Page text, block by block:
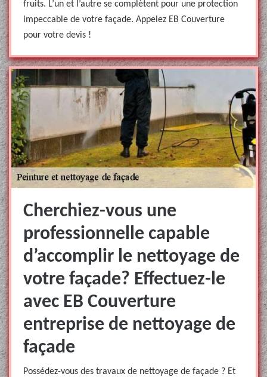
fruits. L’un et l’autre se complètent pour une protection
impeccable de votre façade. Appelez EB Couverture
pour votre devis !
Cherchiez-vous une
professionnelle capable
d’accomplir le nettoyage de
votre façade? Effectuez-le
avec EB Couverture
entreprise de nettoyage de
façade
Possédez-vous des travaux de nettoyage de façade ? Et